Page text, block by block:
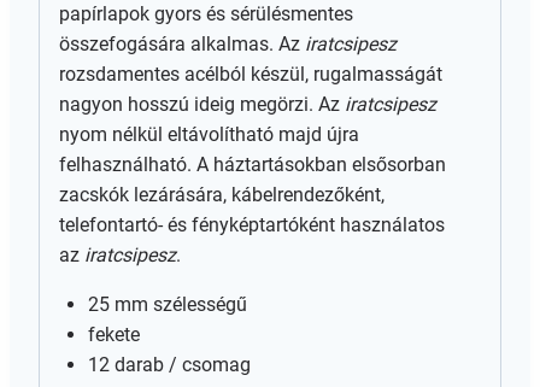
papírlapok gyors és sérülésmentes
összefogására alkalmas. Az iratcsipesz
rozsdamentes acélból készül, rugalmasságát
nagyon hosszú ideig megörzi. Az iratcsipesz
nyom nélkül eltávolítható majd újra
felhasználható. A háztartásokban elsősorban
zacskók lezárására, kábelrendezőként,
telefontartó- és fényképtartóként használatos
az iratcsipesz.
25 mm szélességű
fekete
12 darab / csomag